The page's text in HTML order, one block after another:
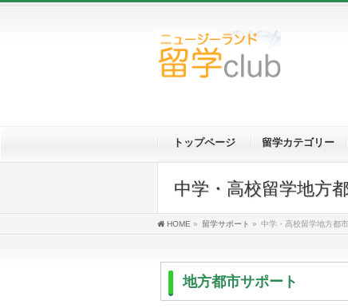
トップページ 留学カテゴリー
中学・高校留学地方
HOME » 留学サポート » 中学・高校留学地方都
地方都市サポート